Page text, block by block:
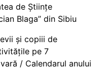
de Științe
Blaga” din Sibiu
și copiii de
pe 7
/ Calendarul anului